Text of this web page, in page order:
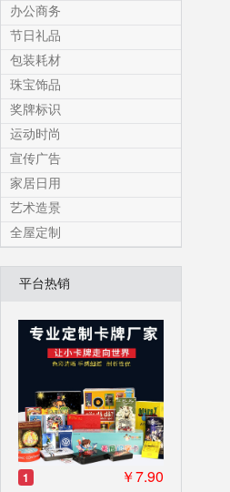
办公商务
节日礼品
包装耗材
珠宝饰品
奖牌标识
运动时尚
宣传广告
家居日用
艺术造景
全屋定制
平台热销
1 ￥7.90